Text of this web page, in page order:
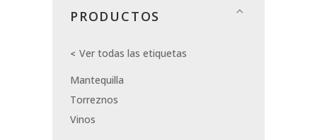
PRODUCTOS
Ver todas las etiquetas
Mantequilla
Torreznos
Vinos